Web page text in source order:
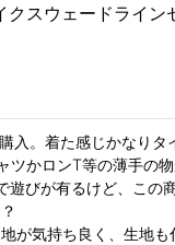
クスウェードライン
入。着た感じかなりタ
ツかロンT等の薄手の
遊びが有るけど、この
が気持ち良く、生地